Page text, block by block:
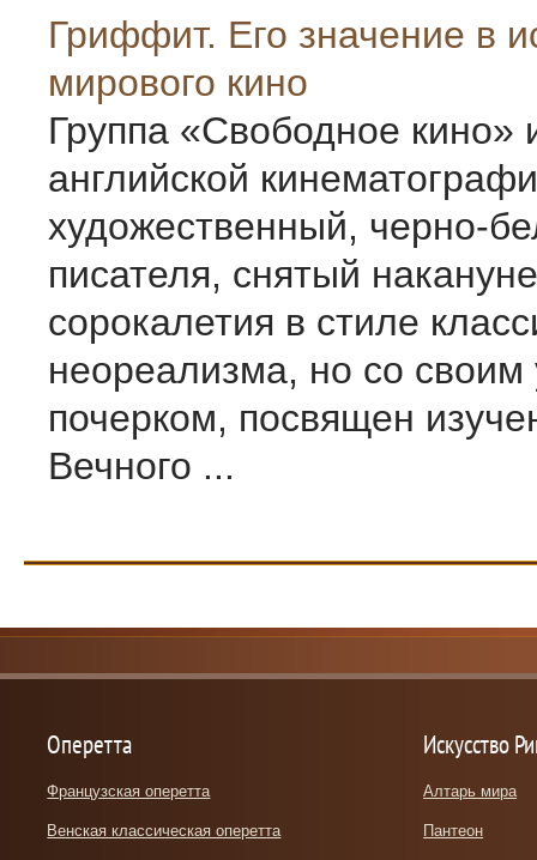
Гриффит. Его значение в
мирового кино
Группа «Свободное кино»
английской
художественный, черно-
писателя, снятый
сорокалетия в стиле
неореализма, но со своим
почерком, посвящен
Вечного ...
Оперетта
Французская оперетта
Венская классическая оперетта
Искусство
Алтарь мира
Пантеон